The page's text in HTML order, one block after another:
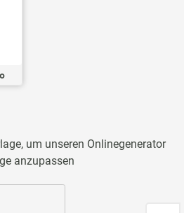
um unseren Onlinegenerator
anzupassen